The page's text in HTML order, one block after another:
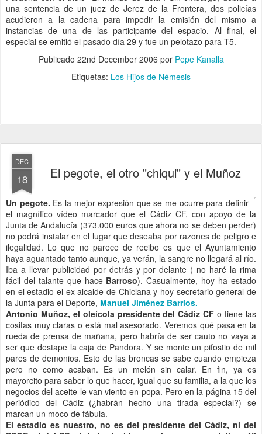
una sentencia de un juez de Jerez de la Frontera, dos policías
acudieron a la cadena para impedir la emisión del mismo a
instancias de una de las participante del espacio. Al final, el
especial se emitió el pasado día 29 y fue un pelotazo para T5.
Publicado 22nd December 2006 por Pepe Kanalla
Etiquetas: Los Hijos de Némesis
DEC
18 El pegote, el otro "chiqui" y el Muñoz
Un pegote. Es la mejor expresión que se me ocurre para definir
el magnífico vídeo marcador que el Cádiz CF, con apoyo de la
Junta de Andalucía (373.000 euros que ahora no se deben perder)
no podrá instalar en el lugar que deseaba por razones de peligro e
ilegalidad. Lo que no parece de recibo es que el Ayuntamiento
haya aguantado tanto aunque, ya verán, la sangre no llegará al río.
Iba a llevar publicidad por detrás y por delante ( no haré la rima
fácil del talante que hace Barroso). Casualmente, hoy ha estado
en el estadio el ex alcalde de Chiclana y hoy secretario general de
la Junta para el Deporte, Manuel Jiménez Barrios.
Antonio Muñoz, el oleícola presidente del Cádiz CF o tiene las
cositas muy claras o está mal asesorado. Veremos qué pasa en la
rueda de prensa de mañana, pero habría de ser cauto no vaya a
ser que destape la caja de Pandora. Y se monte un pifostio de mil
pares de demonios. Esto de las broncas se sabe cuando empieza
pero no como acaban. Es un melón sin calar. En fin, ya es
mayorcito para saber lo que hacer, igual que su familia, a la que los
negocios del aceite le van viento en popa. Pero en la página 15 del
periódico del Cádiz (¿habrán hecho una tirada especial?) se
marcan un moco de fábula.
El estadio es nuestro, no es del presidente del Cádiz, ni del